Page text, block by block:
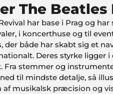
The Beatles
har base i Prag og
i koncerthuse og til
der både har skabt sig et
Deres styrke ligger
Fra stemmer og
til mindste detalje, så
af musikalsk præcision og